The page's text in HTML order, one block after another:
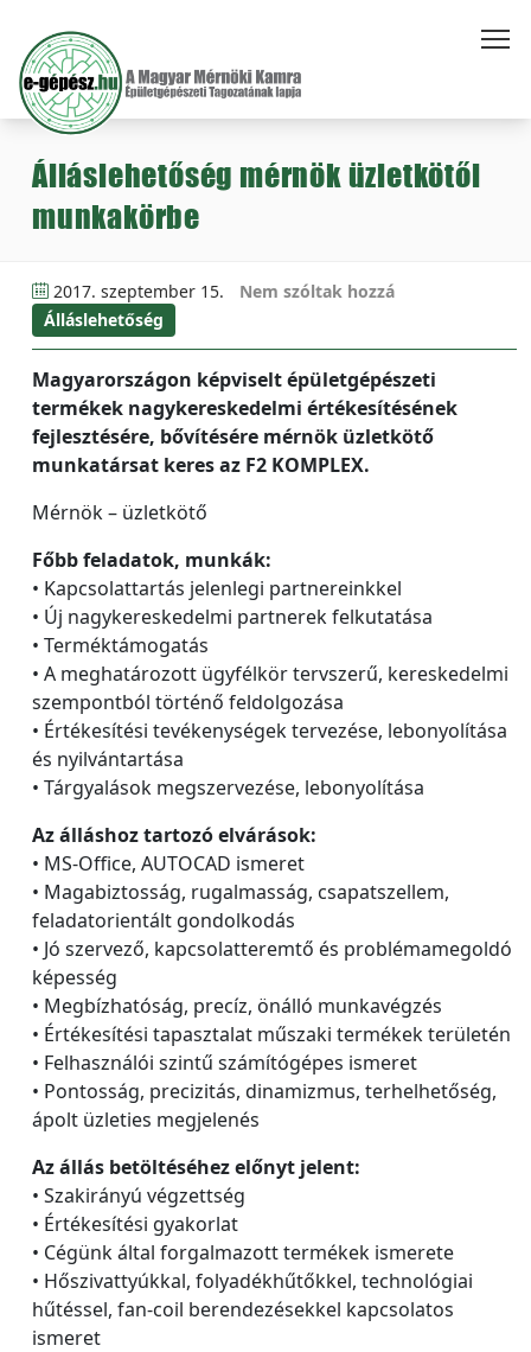
Álláslehetőség mérnök üzletkötői
munkakörbe
2017. szeptember 15.
Nem szóltak hozzá
Álláslehetőség
Magyarországon képviselt épületgépészeti
termékek nagykereskedelmi értékesítésének
fejlesztésére, bővítésére mérnök üzletkötő
munkatársat keres az F2 KOMPLEX.
Mérnök – üzletkötő
Főbb feladatok, munkák:
• Kapcsolattartás jelenlegi partnereinkkel
• Új nagykereskedelmi partnerek felkutatása
• Terméktámogatás
• A meghatározott ügyfélkör tervszerű, kereskedelmi
szempontból történő feldolgozása
• Értékesítési tevékenységek tervezése, lebonyolítása
és nyilvántartása
• Tárgyalások megszervezése, lebonyolítása
Az álláshoz tartozó elvárások:
• MS-Office, AUTOCAD ismeret
• Magabiztosság, rugalmasság, csapatszellem,
feladatorientált gondolkodás
• Jó szervező, kapcsolatteremtő és problémamegoldó
képesség
• Megbízhatóság, precíz, önálló munkavégzés
• Értékesítési tapasztalat műszaki termékek területén
• Felhasználói szintű számítógépes ismeret
• Pontosság, precizitás, dinamizmus, terhelhetőség,
ápolt üzleties megjelenés
Az állás betöltéséhez előnyt jelent:
• Szakirányú végzettség
• Értékesítési gyakorlat
• Cégünk által forgalmazott termékek ismerete
• Hőszivattyúkkal, folyadékhűtőkkel, technológiai
hűtéssel, fan-coil berendezésekkel kapcsolatos
ismeret